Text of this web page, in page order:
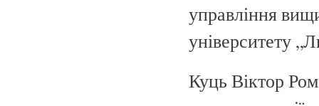
управління
університету
Куць Віктор